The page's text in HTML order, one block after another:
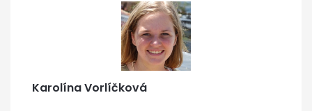
Karolína Vorlíčková